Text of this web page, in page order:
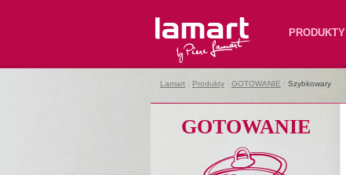
Lamart PRODUKTY
Lamart Produkty GOTOWANIE Szybkowary
GOTOWANIE